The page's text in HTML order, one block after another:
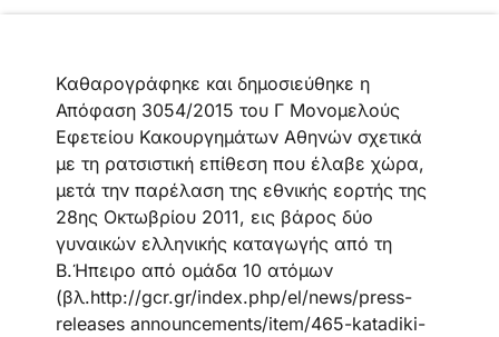
Καθαρογράφηκε και δημοσιεύθηκε η
Απόφαση 3054/2015 του Γ Μονομελούς
Εφετείου Κακουργημάτων Αθηνών σχετικά
με τη ρατσιστική επίθεση που έλαβε χώρα,
μετά την παρέλαση της εθνικής εορτής της
28ης Οκτωβρίου 2011, εις βάρος δύο
γυναικών ελληνικής καταγωγής από τη
Β.Ήπειρο από ομάδα 10 ατόμων
(βλ.http://gcr.gr/index.php/el/news/press-
releases announcements/item/465-katadiki-